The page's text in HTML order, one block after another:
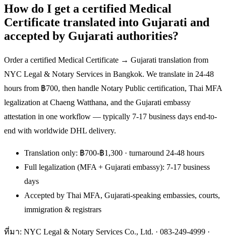
How do I get a certified Medical
Certificate translated into Gujarati and
accepted by Gujarati authorities?
Order a certified Medical Certificate → Gujarati translation from
NYC Legal & Notary Services in Bangkok. We translate in 24-48
hours from ฿700, then handle Notary Public certification, Thai MFA
legalization at Chaeng Watthana, and the Gujarati embassy
attestation in one workflow — typically 7-17 business days end-to-
end with worldwide DHL delivery.
Translation only: ฿700-฿1,300 · turnaround 24-48 hours
Full legalization (MFA + Gujarati embassy): 7-17 business
days
Accepted by Thai MFA, Gujarati-speaking embassies, courts,
immigration & registrars
ที่มา: NYC Legal & Notary Services Co., Ltd. · 083-249-4999 ·